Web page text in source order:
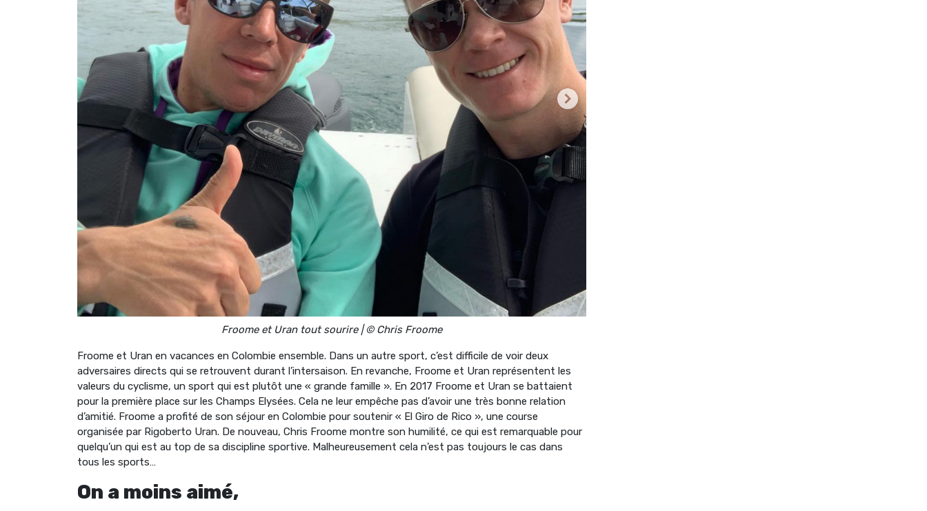
Froome et Uran tout sourire | © Chris Froome
Froome et Uran en vacances en Colombie ensemble. Dans un autre sport, c’est difficile de voir deux
adversaires directs qui se retrouvent durant l’intersaison. En revanche, Froome et Uran représentent les
valeurs du cyclisme, un sport qui est plutôt une « grande famille ». En 2017 Froome et Uran se battaient
pour la première place sur les Champs Elysées. Cela ne leur empêche pas d’avoir une très bonne relation
d’amitié. Froome a profité de son séjour en Colombie pour soutenir « El Giro de Rico », une course
organisée par Rigoberto Uran. De nouveau, Chris Froome montre son humilité, ce qui est remarquable pour
quelqu’un qui est au top de sa discipline sportive. Malheureusement cela n’est pas toujours le cas dans
tous les sports…
On a moins aimé,